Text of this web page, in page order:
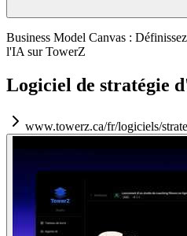
Business Model Canvas :
l'IA sur TowerZ
Logiciel de stratégie
www.towerz.ca/fr/logiciels/